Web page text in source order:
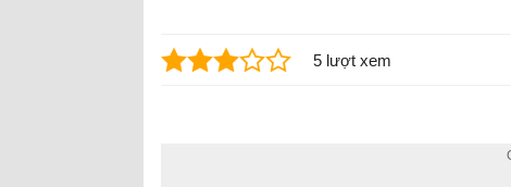
5 lượt xem